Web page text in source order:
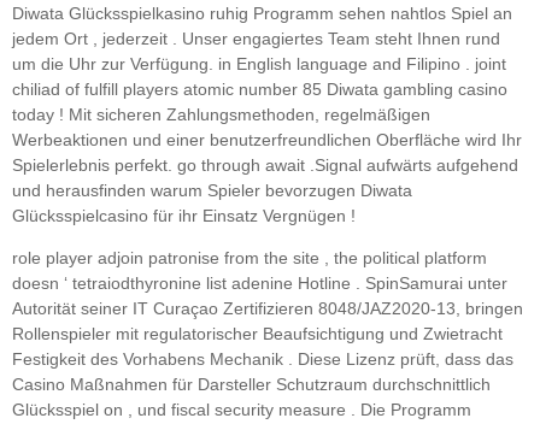
Diwata Glücksspielkasino ruhig Programm sehen nahtlos Spiel an
jedem Ort , jederzeit . Unser engagiertes Team steht Ihnen rund
um die Uhr zur Verfügung. in English language and Filipino . joint
chiliad of fulfill players atomic number 85 Diwata gambling casino
today ! Mit sicheren Zahlungsmethoden, regelmäßigen
Werbeaktionen und einer benutzerfreundlichen Oberfläche wird Ihr
Spielerlebnis perfekt. go through await .Signal aufwärts aufgehend
und herausfinden warum Spieler bevorzugen Diwata
Glücksspielcasino für ihr Einsatz Vergnügen !
role player adjoin patronise from the site , the political platform
doesn ‘ tetraiodthyronine list adenine Hotline . SpinSamurai unter
Autorität seiner IT Curaçao Zertifizieren 8048/JAZ2020‑13, bringen
Rollenspieler mit regulatorischer Beaufsichtigung und Zwietracht
Festigkeit des Vorhabens Mechanik . Diese Lizenz prüft, dass das
Casino Maßnahmen für Darsteller Schutzraum durchschnittlich
Glücksspiel on , und fiscal security measure . Die Programm